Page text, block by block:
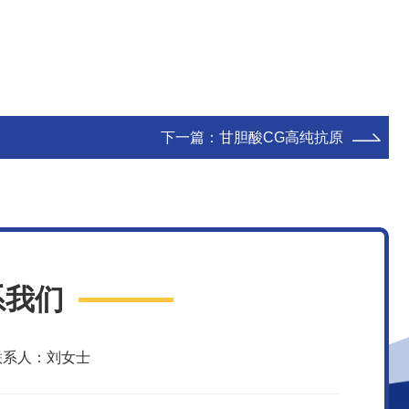
下一篇： 甘胆酸CG高纯抗原
们
系人：刘女士